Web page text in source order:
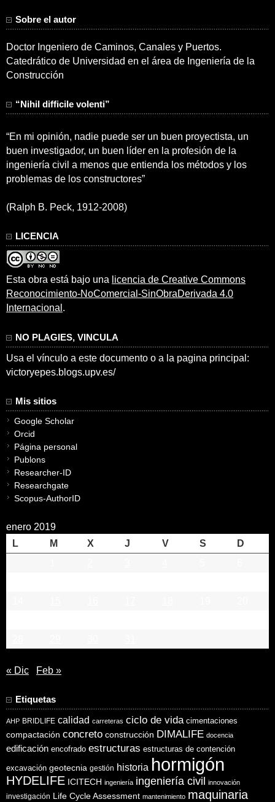
Sobre el autor
Doctor Ingeniero de Caminos, Canales y Puertos.
Catedrático de Universidad en el área de Ingeniería de la
Construcción
“Nihil difficile volenti”
“En mi opinión, nadie puede ser un buen proyectista, un
buen investigador, un buen líder en la profesión de la
ingeniería civil a menos que entienda los métodos y los
problemas de los constructores”
(Ralph B. Peck, 1912-2008)
LICENCIA
Esta obra está bajo una licencia de Creative Commons
Reconocimiento-NoComercial-SinObraDerivada 4.0
Internacional .
NO PLAGIES, VINCULA
Usa el vínculo a este documento o a la pagina principal:
victoryepes.blogs.upv.es/
Mis sitios
Google Scholar
Orcid
Página personal
Publons
Researcher-ID
Researchgate
Scopus-AuthorID
enero 2019
L
M X J V S
D
« Dic Feb »
Etiquetas
AHP BRIDLIFE calidad carreteras ciclo de vida cimentaciones
compactación concreto construcción DIMALIFE docencia
edificación encofrado estructuras estructuras de contención
excavación geotecnia gestión historia hormigón
HYDELIFE ICITECH ingeniería ingeniería civil innovación
investigación Life Cycle Assessment mantenimiento maquinaria